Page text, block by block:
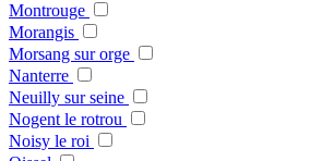
Montrouge
Morangis
Morsang sur orge
Nanterre
Neuilly sur seine
Nogent le rotrou
Noisy le roi